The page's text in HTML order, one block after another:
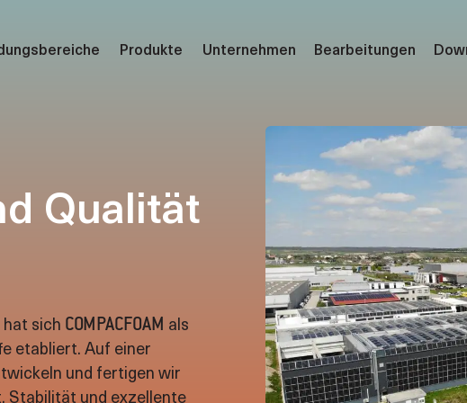
Vorwandmontage (Klima Konform)
Fensterbankanschluss
Türfüllungen (Kern)
Produkte
CF200
CF300
Unternehmen Bearbeitungen
Qualität
sich COMPACFOAM als
etabliert. Auf einer
und fertigen wir
Stabilität und exzellente